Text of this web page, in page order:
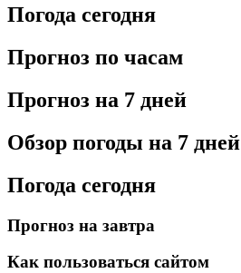
Погода сегодня
Прогноз по часам
Прогноз на 7 дней
Обзор погоды на 7 дней
Погода сегодня
Прогноз на завтра
Как пользоваться сайтом